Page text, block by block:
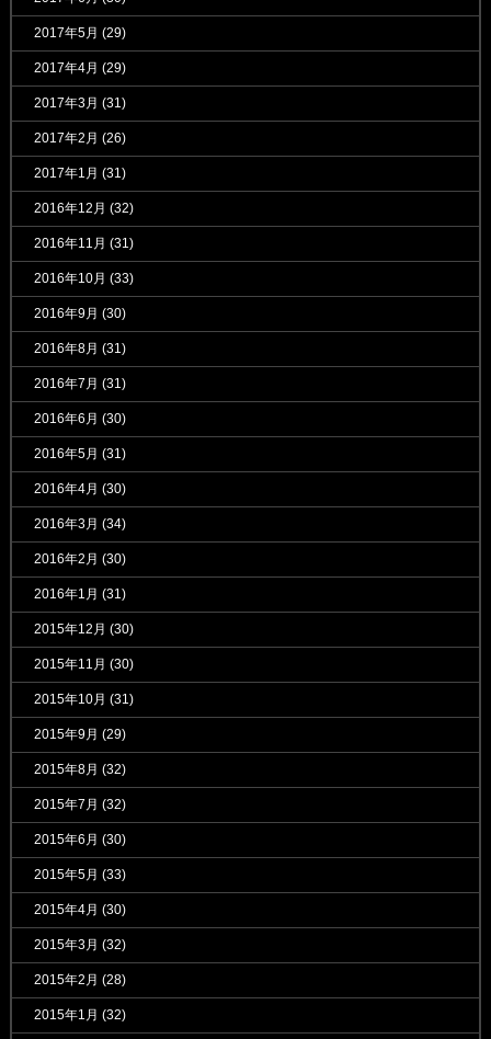
2017年5月 (29)
2017年4月 (29)
2017年3月 (31)
2017年2月 (26)
2017年1月 (31)
2016年12月 (32)
2016年11月 (31)
2016年10月 (33)
2016年9月 (30)
2016年8月 (31)
2016年7月 (31)
2016年6月 (30)
2016年5月 (31)
2016年4月 (30)
2016年3月 (34)
2016年2月 (30)
2016年1月 (31)
2015年12月 (30)
2015年11月 (30)
2015年10月 (31)
2015年9月 (29)
2015年8月 (32)
2015年7月 (32)
2015年6月 (30)
2015年5月 (33)
2015年4月 (30)
2015年3月 (32)
2015年2月 (28)
2015年1月 (32)